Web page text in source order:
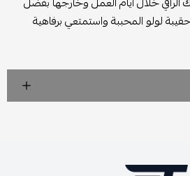
لولو المحببة واستمتعي برفاهية